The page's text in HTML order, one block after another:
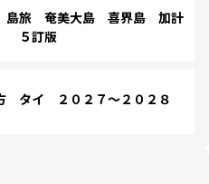
島旅 奄美大島 喜界島 加計
５訂版
タイ ２０２７～２０２８